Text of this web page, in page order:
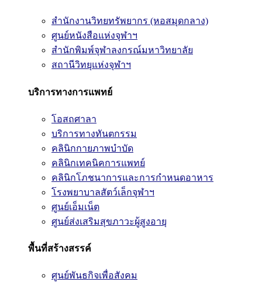
สำนักงานวิทยทรัพยากร (หอสมุดกลาง)
ศูนย์หนังสือแห่งจุฬาฯ
สำนักพิมพ์จุฬาลงกรณ์มหาวิทยาลัย
สถานีวิทยุแห่งจุฬาฯ
บริการทางการแพทย์
โอสถศาลา
บริการทางทันตกรรม
คลินิกกายภาพบำบัด
คลินิกเทคนิคการแพทย์
คลินิกโภชนาการและการกำหนดอาหาร
โรงพยาบาลสัตว์เล็กจุฬาฯ
ศูนย์เอ็มเน็ต
ศูนย์ส่งเสริมสุขภาวะผู้สูงอายุ
พื้นที่สร้างสรรค์
ศูนย์พันธกิจเพื่อสังคม